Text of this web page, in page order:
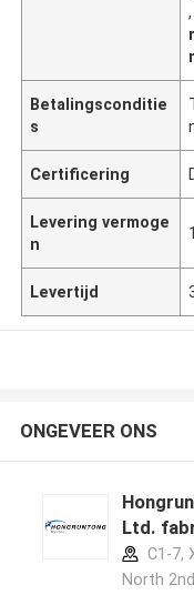
,
Betalingsconditie
s
Certificering
Levering vermoge
n
Levertijd
ONGEVEER ONS
Ltd.
C1-7,
North